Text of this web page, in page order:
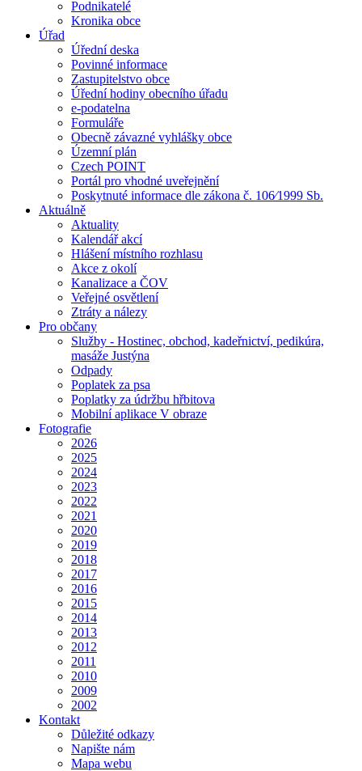
Podnikatelé
Kronika obce
Úřad
Úřední deska
Povinné informace
Zastupitelstvo obce
Úřední hodiny obecního úřadu
e-podatelna
Formuláře
Obecně závazné vyhlášky obce
Územní plán
Czech POINT
Portál pro vhodné uveřejnění
Poskytnuté informace dle zákona č. 106⁄1999 Sb.
Aktuálně
Aktuality
Kalendář akcí
Hlášení místního rozhlasu
Akce z okolí
Kanalizace a ČOV
Veřejné osvětlení
Ztráty a nálezy
Pro občany
Služby - Hostinec, obchod, kadeřnictví, pedikúra,
masáže Justýna
Odpady
Poplatek za psa
Poplatky za údržbu hřbitova
Mobilní aplikace V obraze
Fotografie
2026
2025
2024
2023
2022
2021
2020
2019
2018
2017
2016
2015
2014
2013
2012
2011
2010
2009
2002
Kontakt
Důležité odkazy
Napište nám
Mapa webu